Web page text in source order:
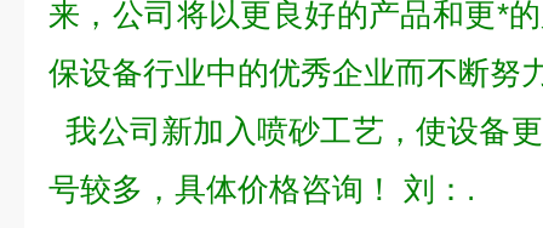
来，公司将以更良好的产品和更*
保设备行业中的优秀企业而不断努
我公司新加入喷砂工艺，使设备
号较多，具体价格咨询！ 刘：.